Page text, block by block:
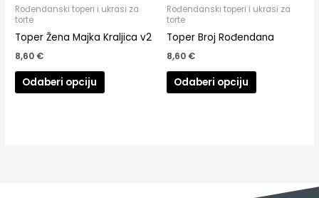
Rođendanski toperi i ukrasi za
torte
Toper Žena Majka Kraljica v2
8,60 €
Odaberi opciju
Rođendanski toperi i ukrasi za
torte
Toper Broj Rođendana
8,60 €
Odaberi opciju